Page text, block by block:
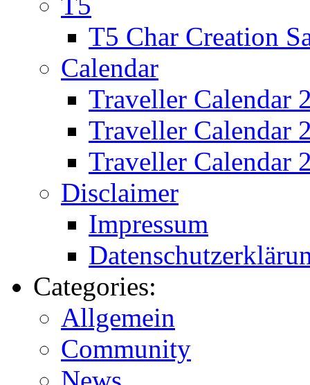
T5 Char Creation
Calendar
Traveller Calendar
Traveller Calendar
Traveller Calendar
Disclaimer
Impressum
Categories:
Allgemein
Community